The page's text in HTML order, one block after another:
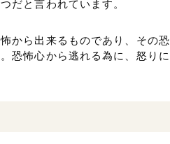
だと言われています。
から出来るものであり、その恐
恐怖心から逃れる為に、怒りに